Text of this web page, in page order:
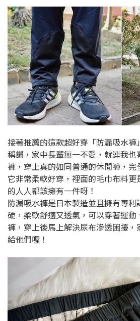
接著推薦的這款超好穿「防漏吸水
稱讚，家中長輩無一不愛，就連我
褲，穿上真的如同普通的休閒褲，
它非常柔軟好穿，裡面的毛巾布料
的人人都該擁有一件呀！
防漏吸水褲是日本製造並且擁有專
硬，柔軟舒適又透氣，可以穿著運
褲，穿上後馬上解決尿布滲透困擾
給他們喔！